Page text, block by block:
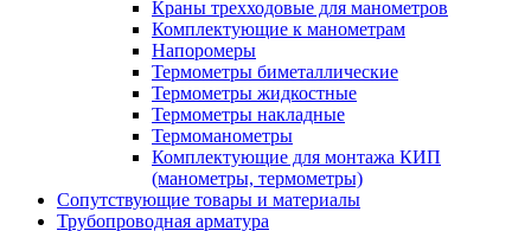
Краны трехходовые для манометров
Комплектующие к манометрам
Напоромеры
Термометры биметаллические
Термометры жидкостные
Термометры накладные
Термоманометры
Комплектующие для монтажа КИП
(манометры, термометры)
Сопутствующие товары и материалы
Трубопроводная арматура